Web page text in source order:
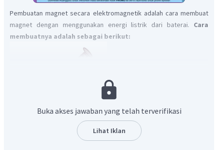
Pembuatan magnet secara elektromagnetik adalah cara membuat
magnet dengan menggunakan energi listrik dari baterai. Cara
membuatnya adalah sebagai berikut:
Siapkan 1 baterai, kawat tembaga, paku (yang tidak
Buka akses jawaban yang telah terverifikasi
Lihat Iklan